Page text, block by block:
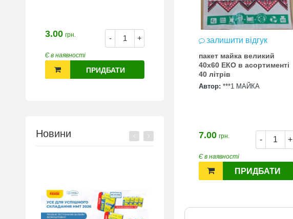
- +
3.00 грн.
Є в наявності
ПРИДБАТИ
Новини
залишити відгук
пакет майка великий
40х60 ЕКО в асортименті
40 літрів
Автор: ***1 МАЙКА
- +
7.00 грн.
Є в наявності
ПРИДБАТИ